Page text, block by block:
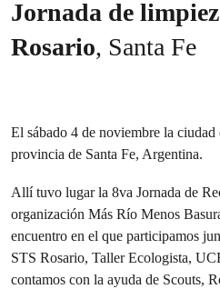
Jornada de
Rosario, Santa Fe
El sábado 4 de noviembre la
provincia de Santa Fe, Argentina.
Allí tuvo lugar la 8va Jornada de
organización Más Río Menos
encuentro en el que participamos
STS Rosario, Taller Ecologista,
contamos con la ayuda de Scouts,